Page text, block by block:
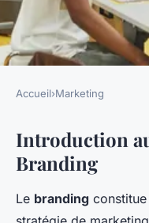
Les Secrets
Branding :
Marketing
Accueil›Marketing
Introduction
Branding
Le branding